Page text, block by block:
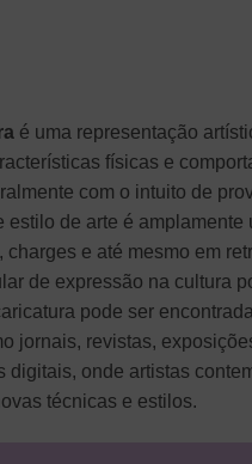
é uma representação
físicas e
com o intuito de
estilo de arte é amplamente
charges e até mesmo em
de expressão na cultura
pode ser
jornais, revistas,
digitais, onde artistas
técnicas e estilos.